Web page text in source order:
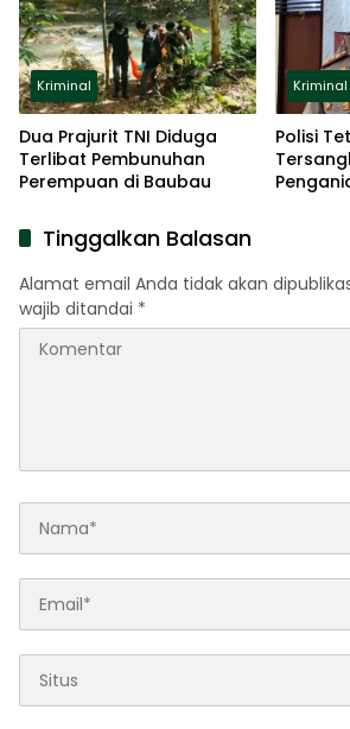
Kriminal
Dua Prajurit TNI Diduga
Terlibat Pembunuhan
Perempuan di Baubau
Kriminal
Polisi
Tinggalkan Balasan
Alamat email Anda tidak akan
wajib ditandai *